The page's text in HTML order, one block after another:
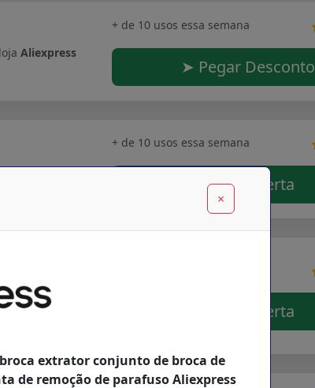
Aliexpress
+ de 10 usos essa semana
➤ Pegar Desconto
+ de 10 usos essa semana
➤ Ver Oferta
doca para
➤ Ver Oferta
×
extrator conjunto de broca de
de remoção de parafuso Aliexpress